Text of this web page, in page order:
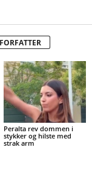
Peralta rev dommen i
stykker og hilste med
strak arm